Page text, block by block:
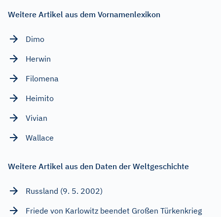
Weitere Artikel aus dem Vornamenlexikon
Dimo
Herwin
Filomena
Heimito
Vivian
Wallace
Weitere Artikel aus den Daten der Weltgeschichte
Russland (9. 5. 2002)
Friede von Karlowitz beendet Großen Türkenkrieg